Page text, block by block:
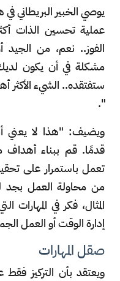
يوصي الخبير البريطاني
عملية تحسين الذات
الفوز.. نعم، من
مشكلة في أن يكون
ستفتقده.. الشيء
".
ويضيف: "هذا لا يعني
قدمًا. قم ببناء أهداف
تعمل باستمرار على
من محاولة العمل
المثال، فكر في
إدارة الوقت أو العمل
صقل المهارات
ويعتقد بأن التركيز